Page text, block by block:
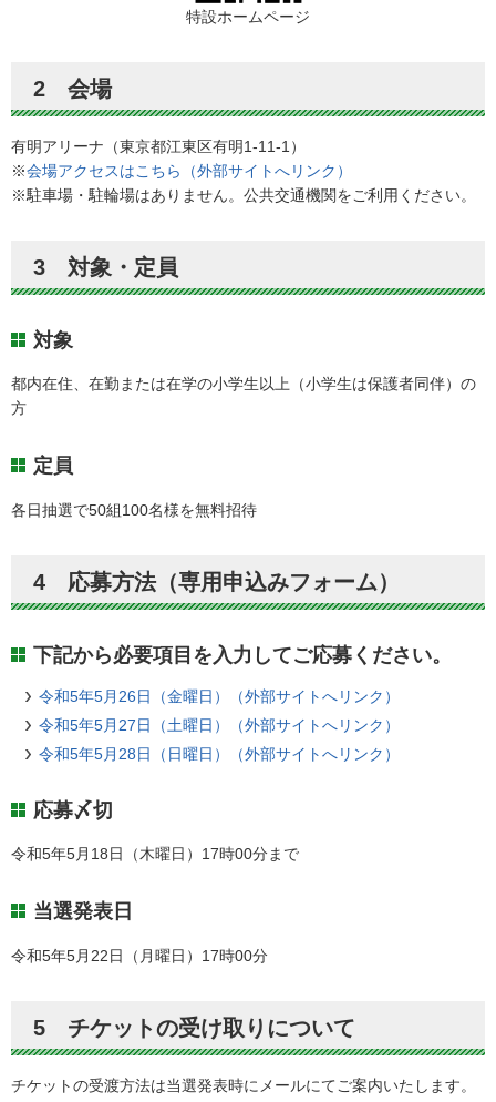
特設ホームページ
2 会場
有明アリーナ（東京都江東区有明1-11-1）
※会場アクセスはこちら（外部サイトへリンク）
※駐車場・駐輪場はありません。公共交通機関をご利用ください。
3 対象・定員
対象
都内在住、在勤または在学の小学生以上（小学生は保護者同伴）の
方
定員
各日抽選で50組100名様を無料招待
4 応募方法（専用申込みフォーム）
下記から必要項目を入力してご応募ください。
令和5年5月26日（金曜日）（外部サイトへリンク）
令和5年5月27日（土曜日）（外部サイトへリンク）
令和5年5月28日（日曜日）（外部サイトへリンク）
応募〆切
令和5年5月18日（木曜日）17時00分まで
当選発表日
令和5年5月22日（月曜日）17時00分
5 チケットの受け取りについて
チケットの受渡方法は当選発表時にメールにてご案内いたします。